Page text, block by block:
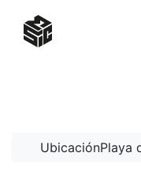
UbicaciónPlaya